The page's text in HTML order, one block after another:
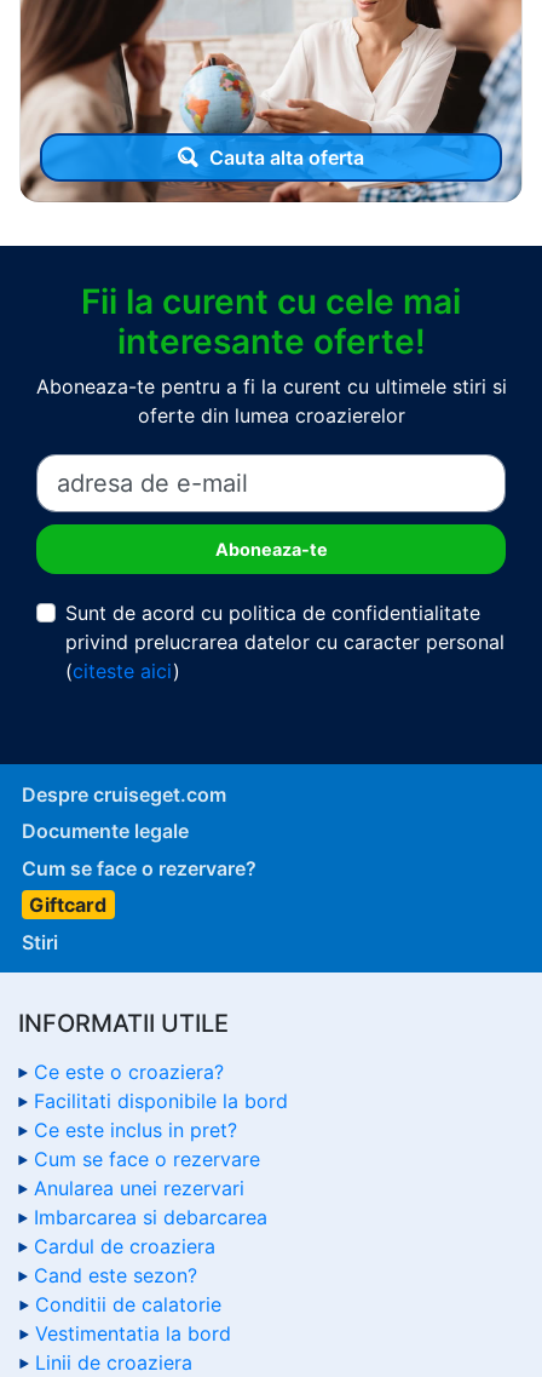
Cauta alta oferta
Fii la curent cu cele mai
interesante oferte!
Aboneaza-te pentru a fi la curent cu ultimele stiri si
oferte din lumea croazierelor
Sunt de acord cu politica de confidentialitate
privind prelucrarea datelor cu caracter personal
(citeste aici)
Despre cruiseget.com
Documente legale
Cum se face o rezervare?
Giftcard
Stiri
INFORMATII UTILE
Ce este o croaziera?
Facilitati disponibile la bord
Ce este inclus in pret?
Cum se face o rezervare
Anularea unei rezervari
Imbarcarea si debarcarea
Cardul de croaziera
Cand este sezon?
Conditii de calatorie
Vestimentatia la bord
Linii de croaziera